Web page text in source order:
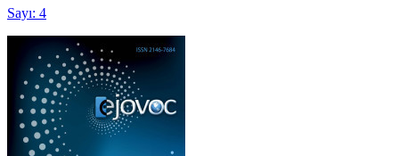
Sayı: 4